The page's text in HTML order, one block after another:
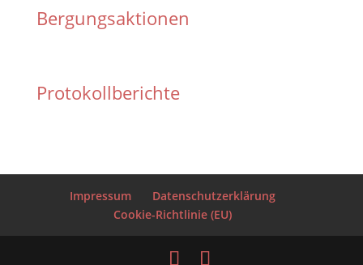
Bergungsaktionen
Protokollberichte
Impressum
Datenschutzerklärung
Cookie-Richtlinie (EU)